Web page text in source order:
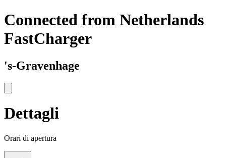
Connected from Netherlands
FastCharger
's-Gravenhage
Dettagli
Orari di apertura